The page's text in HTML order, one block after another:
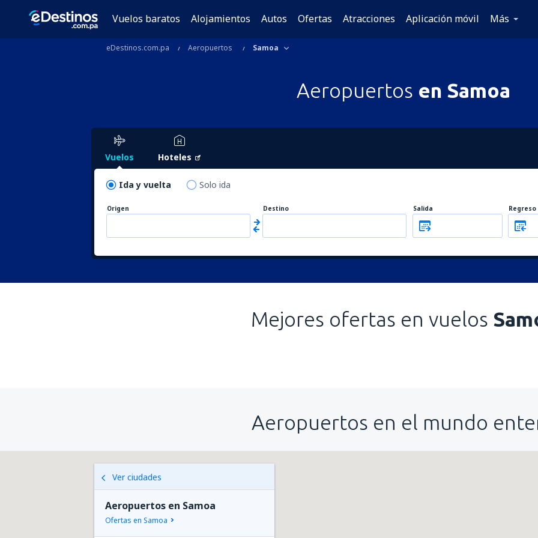
Vuelos baratos Alojamientos Autos Ofertas Atracciones Aplicación móvil Más
eDestinos.com.pa Aeropuertos Samoa
Aeropuertos en Samoa
Vuelos Hoteles
Ida y vuelta Solo ida
Origen Destino Salida Regreso
Mejores ofertas en vuelos
Aeropuertos en el mundo
Ver ciudades
Aeropuertos en Samoa
Ofertas en Samoa